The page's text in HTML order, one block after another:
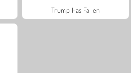
Trump Has Fallen